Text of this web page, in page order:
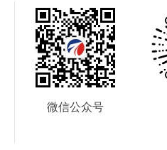
微信公众号